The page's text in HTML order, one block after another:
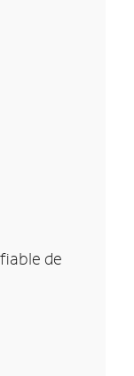
de